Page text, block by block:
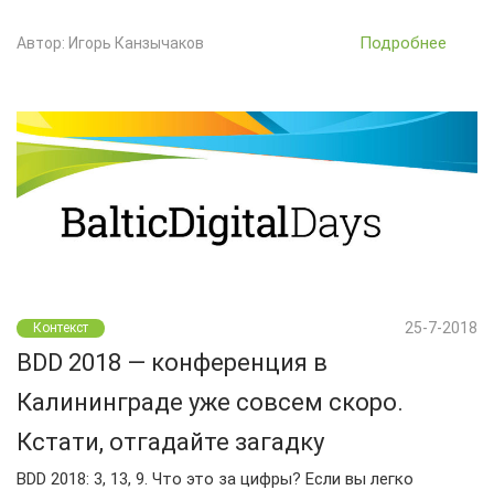
Автор: Игорь Канзычаков Подробнее
Контекст 25-7-2018
BDD 2018 — конференция в
Калининграде уже совсем скоро.
Кстати, отгадайте загадку
BDD 2018: 3, 13, 9. Что это за цифры? Если вы легко